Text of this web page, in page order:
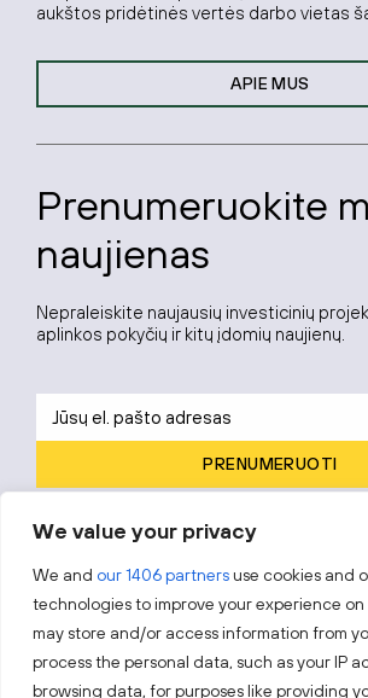
We value your privacy
We and our 1406 partnersuse cookies and
technologies to improve your experience on
may store and/or access information from
process the personal data, such as your IP
browsing data, for purposes like providing
aukštos pridėtinės vertės darbo vietas
APIE MUS
Prenumeruokite
naujienas
Nepraleiskite naujausių investicinių
aplinkos pokyčių ir kitų įdomių naujienų.
PRENUMERUOTI
politika.
Sekite mus